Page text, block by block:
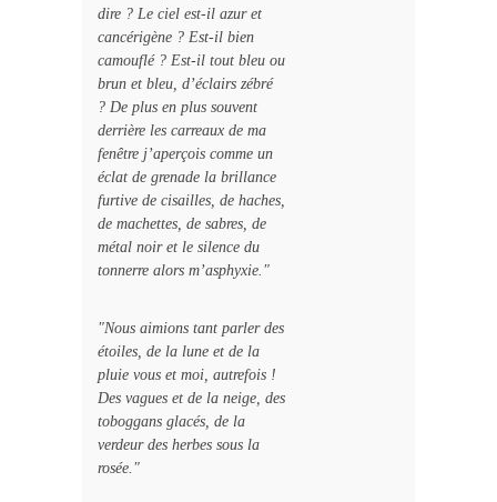
dire ? Le ciel est-il azur et
cancérigène ? Est-il bien
camouflé ? Est-il tout bleu ou
brun et bleu, d’éclairs zébré
? De plus en plus souvent
derrière les carreaux de ma
fenêtre j’aperçois comme un
éclat de grenade la brillance
furtive de cisailles, de haches,
de machettes, de sabres, de
métal noir et le silence du
tonnerre alors m’asphyxie."
"Nous aimions tant parler des
étoiles, de la lune et de la
pluie vous et moi, autrefois !
Des vagues et de la neige, des
toboggans glacés, de la
verdeur des herbes sous la
rosée."